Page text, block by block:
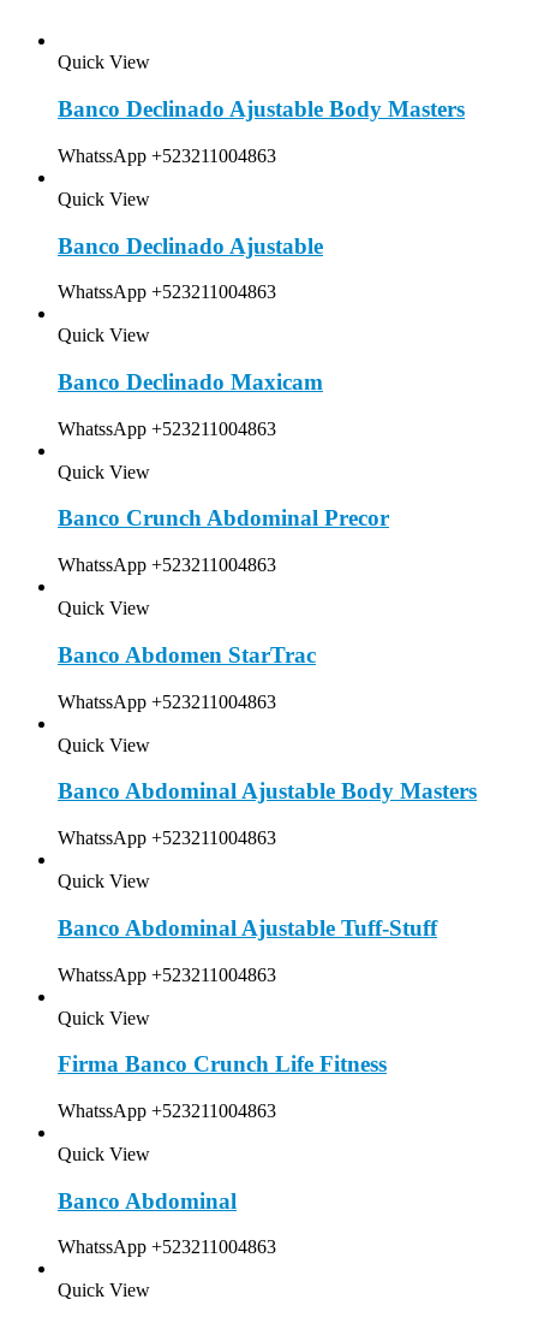
Quick View
Banco Declinado Ajustable Body Masters
WhatssApp +523211004863
Quick View
Banco Declinado Ajustable
WhatssApp +523211004863
Quick View
Banco Declinado Maxicam
WhatssApp +523211004863
Quick View
Banco Crunch Abdominal Precor
WhatssApp +523211004863
Quick View
Banco Abdomen StarTrac
WhatssApp +523211004863
Quick View
Banco Abdominal Ajustable Body Masters
WhatssApp +523211004863
Quick View
Banco Abdominal Ajustable Tuff-Stuff
WhatssApp +523211004863
Quick View
Firma Banco Crunch Life Fitness
WhatssApp +523211004863
Quick View
Banco Abdominal
WhatssApp +523211004863
Quick View